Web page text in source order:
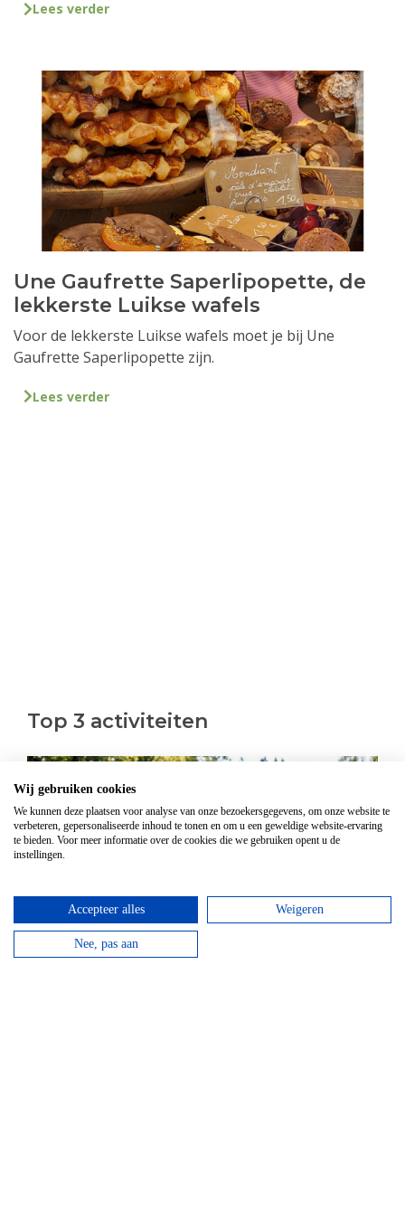
Lees verder
Une Gaufrette Saperlipopette, de
lekkerste Luikse wafels
Voor de lekkerste Luikse wafels moet je bij Une
Gaufrette Saperlipopette zijn.
Lees verder
Top 3 activiteiten
Wij gebruiken cookies
We kunnen deze plaatsen voor analyse van onze bezoekersgegevens, om onze website te
verbeteren, gepersonaliseerde inhoud te tonen en om u een geweldige website-ervaring
te bieden. Voor meer informatie over de cookies die we gebruiken opent u de
instellingen.
Accepteer alles Weigeren
Nee, pas aan